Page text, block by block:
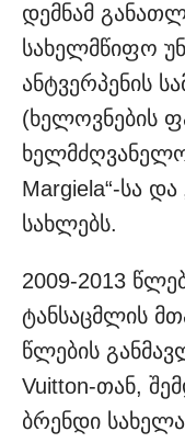
დემნამ
სახელმწიფო
ანტვერპენის
(ხელოვნების
Margiela“-სა
სახლებს.
2009-2013
ტანსაცმლის
წლების
Vuitton-თან,
ბრენდი